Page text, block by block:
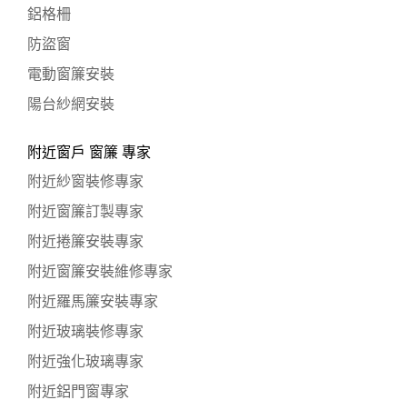
鋁格柵
防盜窗
電動窗簾安裝
陽台紗網安裝
附近窗戶 窗簾 專家
附近紗窗裝修專家
附近窗簾訂製專家
附近捲簾安裝專家
附近窗簾安裝維修專家
附近羅馬簾安裝專家
附近玻璃裝修專家
附近強化玻璃專家
附近鋁門窗專家